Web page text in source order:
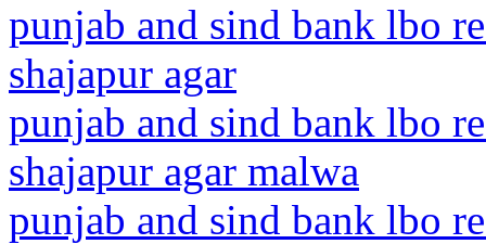
punjab and sind bank lbo
shajapur agar
punjab and sind bank lbo
shajapur agar malwa
punjab and sind bank lbo